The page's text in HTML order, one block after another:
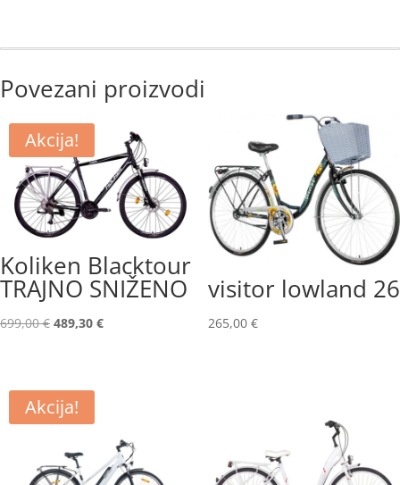
Povezani proizvodi
Akcija!
Koliken Blacktour
TRAJNO SNIŽENO
699,00€ Izvorna
je:
699,00 €.
489,30 €Trenutna
visitor lowland 26
265,00 €
Akcija!